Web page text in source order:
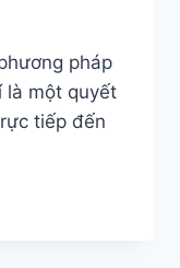
pháp
là một quyết
tiếp đến